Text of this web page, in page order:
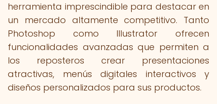
herramienta imprescindible para destacar en
un mercado altamente competitivo. Tanto
Photoshop como Illustrator ofrecen
funcionalidades avanzadas que permiten a
los reposteros crear presentaciones
atractivas, menús digitales interactivos y
diseños personalizados para sus productos.